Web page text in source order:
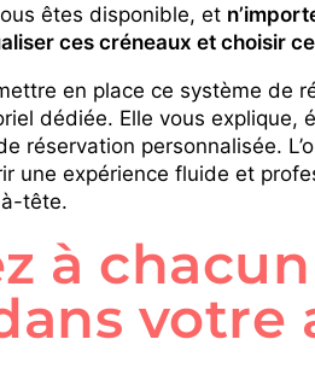
êtes disponible, et
ces créneaux et choisir
en place ce système de
dédiée. Elle vous explique,
réservation personnalisée.
une expérience fluide et
tête.
à
votre